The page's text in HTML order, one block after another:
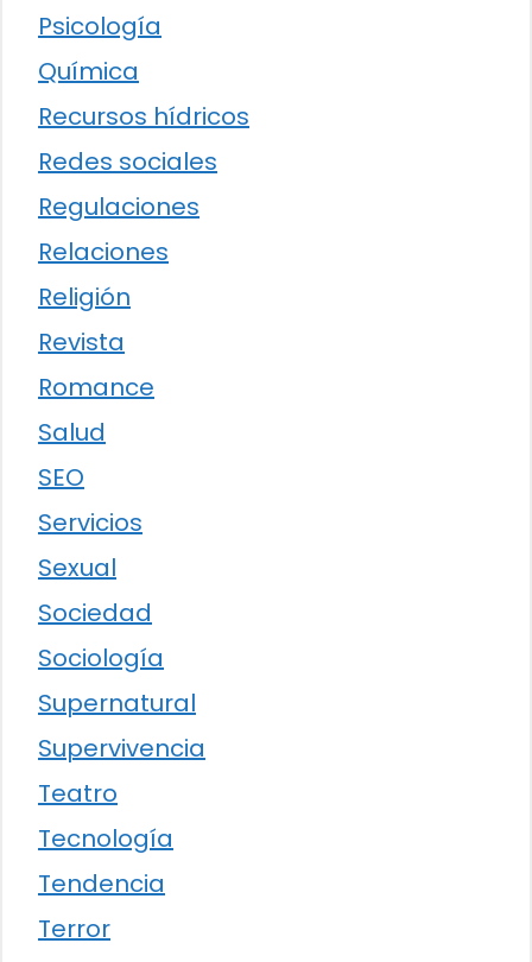
Psicología
Química
Recursos hídricos
Redes sociales
Regulaciones
Relaciones
Religión
Revista
Romance
Salud
SEO
Servicios
Sexual
Sociedad
Sociología
Supernatural
Supervivencia
Teatro
Tecnología
Tendencia
Terror